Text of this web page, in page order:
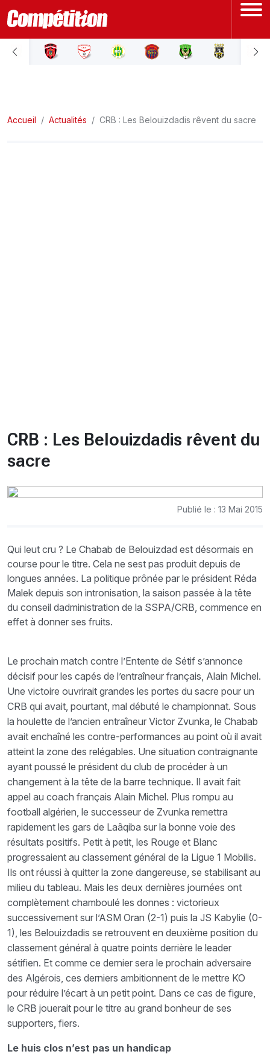
ACCUEIL
LIGUE 2
Accueil Actualités CRB : Les Belouizdadis rêvent du sacre
CRB : Les Belouizdadis rêvent du
sacre
Publié le : 13 Mai 2015
Qui leut cru ? Le Chabab de Belouizdad est désormais en
course pour le titre. Cela ne sest pas produit depuis de
longues années. La politique prônée par le président Réda
Malek depuis son intronisation, la saison passée à la tête
du conseil dadministration de la SSPA/CRB, commence en
effet à donner ses fruits.
Le prochain match contre l’Entente de Sétif s’annonce
décisif pour les capés de l’entraîneur français, Alain Michel.
Une victoire ouvrirait grandes les portes du sacre pour un
CRB qui avait, pourtant, mal débuté le championnat. Sous
la houlette de l’ancien entraîneur Victor Zvunka, le Chabab
avait enchaîné les contre-performances au point où il avait
atteint la zone des relégables. Une situation contraignante
ayant poussé le président du club de procéder à un
changement à la tête de la barre technique. Il avait fait
appel au coach français Alain Michel. Plus rompu au
football algérien, le successeur de Zvunka remettra
rapidement les gars de Laâqiba sur la bonne voie des
résultats positifs. Petit à petit, les Rouge et Blanc
progressaient au classement général de la Ligue 1 Mobilis.
Ils ont réussi à quitter la zone dangereuse, se stabilisant au
milieu du tableau. Mais les deux dernières journées ont
complètement chamboulé les donnes : victorieux
successivement sur l’ASM Oran (2-1) puis la JS Kabylie (0-
1), les Belouizdadis se retrouvent en deuxième position du
classement général à quatre points derrière le leader
sétifien. Et comme ce dernier sera le prochain adversaire
des Algérois, ces derniers ambitionnent de le mettre KO
pour réduire l’écart à un petit point. Dans ce cas de figure,
le CRB jouerait pour le titre au grand bonheur de ses
supporters, fiers.
Le huis clos n’est pas un handicap